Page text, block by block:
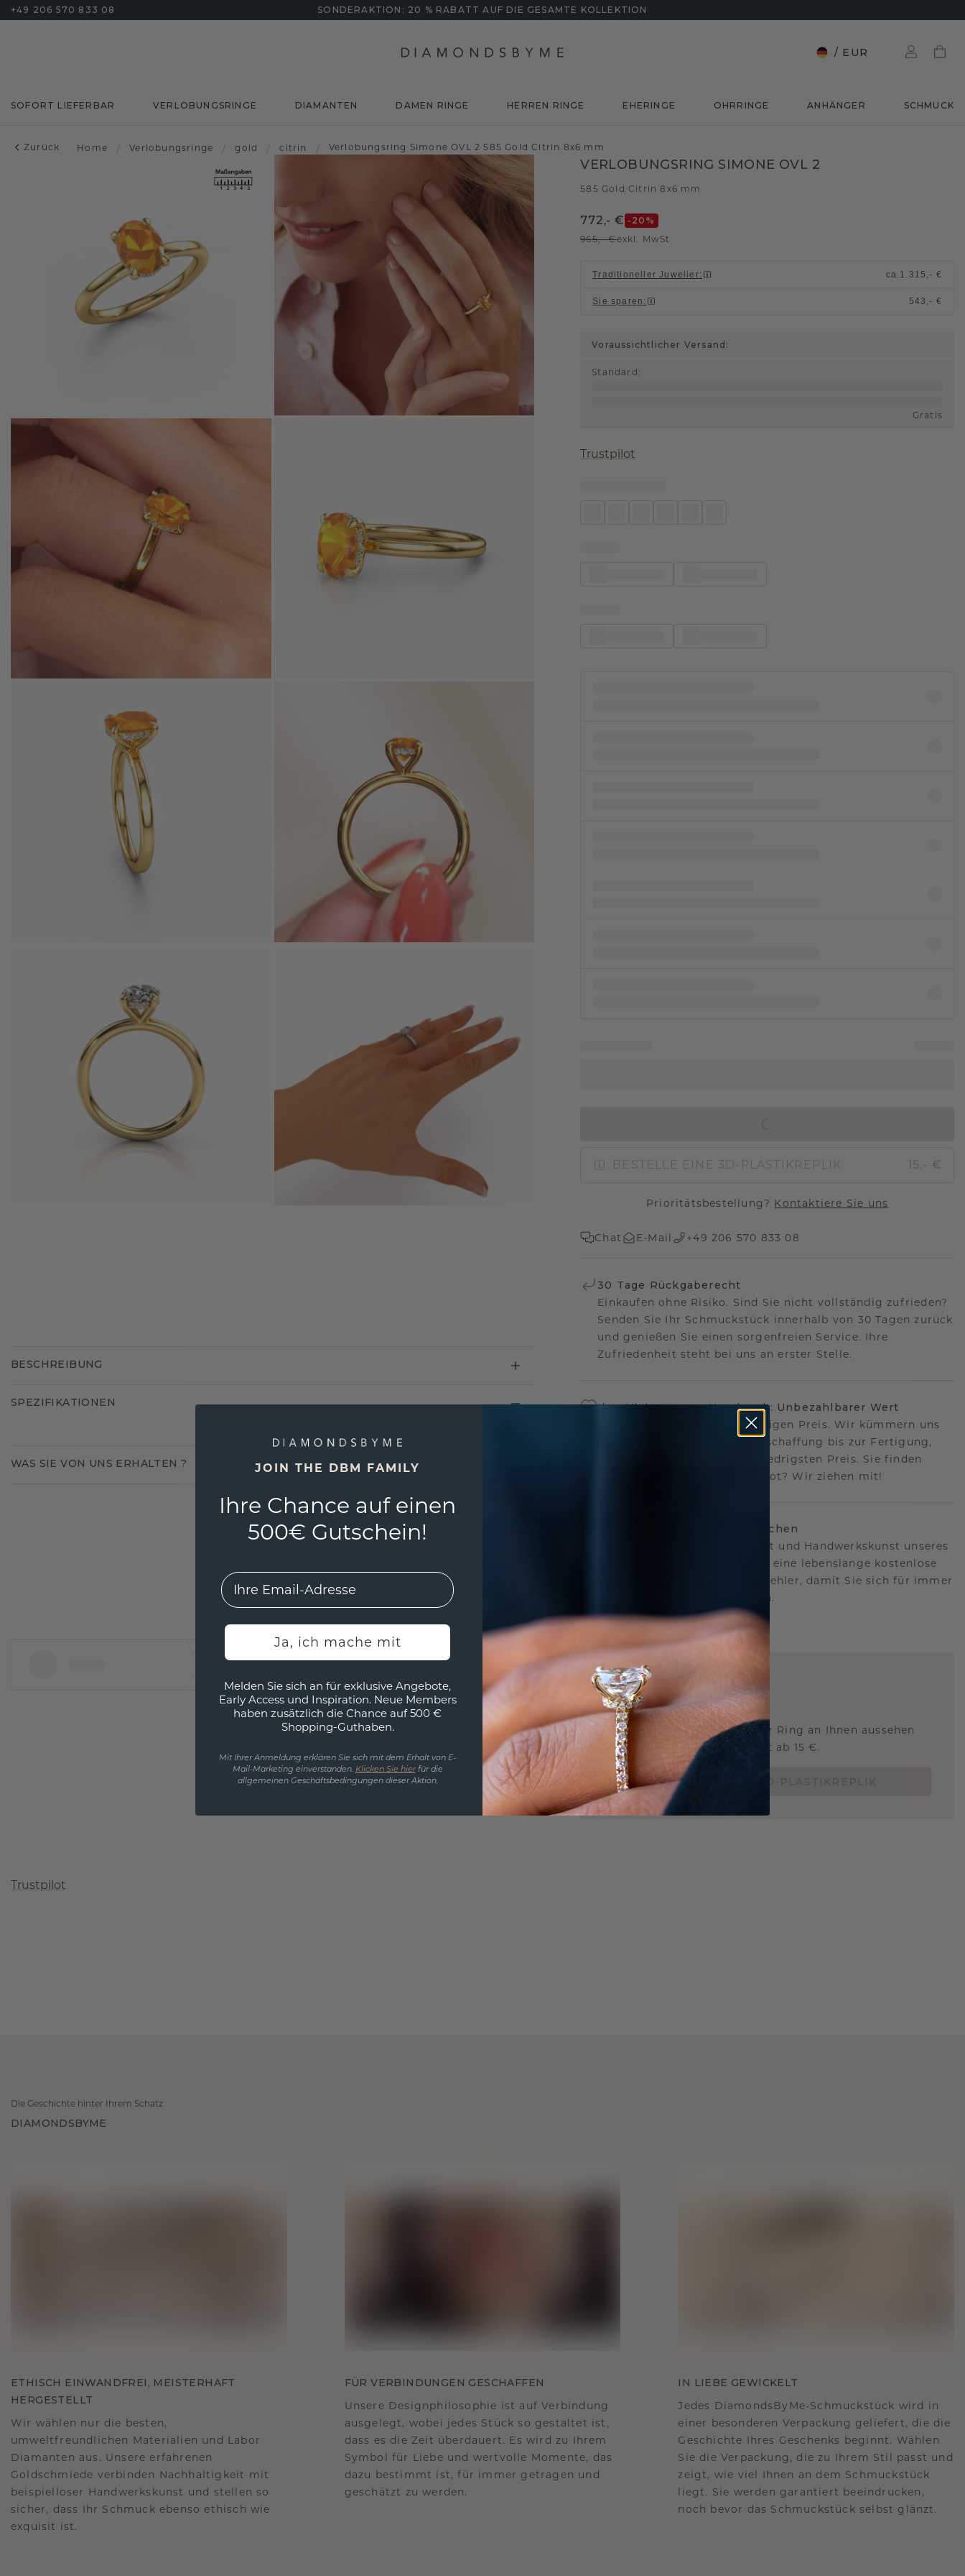
+49 206 570 833 08 SONDERAKTION: 20 % RABATT AUF DIE GESAMTE KOLLEKTION
/ EUR
SOFORT LIEFERBAR VERLOBUNGSRINGE DIAMANTEN DAMEN RINGE HERREN RINGE EHERINGE OHRRINGE ANHÄNGER SCHMUCK
Zurück Home / Verlobungsringe / gold / citrin / Verlobungsring Simone OVL 2 585 Gold Citrin 8x6 mm
VERLOBUNGSRING SIMONE OVL 2
585 Gold Citrin 8x6 mm
772,- € -20 %
965,- €exkl. MwSt
Traditioneller Juwelier: ca. 1.315,- €
Sie sparen : 543,- €
Voraussichtlicher Versand:
Standard :
Gratis
Trustpilot
BESTELLE EINE 3D-PLASTIKREPLIK 15,- €
Prioritätsbestellung? Kontaktiere Sie uns
Chat E-Mail +49 206 570 833 08
30 Tage Rückgaberecht
Einkaufen ohne Risiko. Sind Sie nicht vollständig zufrieden?
Senden Sie Ihr Schmuckstück innerhalb von 30 Tagen zurück
und genießen Sie einen sorgenfreien Service. Ihre
Zufriedenheit steht bei uns an erster Stelle.
Ihre Vision, unser Handwerk: Unbezahlbarer Wert
Das perfekte Stück zum richtigen Preis. Wir kümmern uns
um jeden Schritt, von der Beschaffung bis zur Fertigung,
und garantieren Ihnen den niedrigsten Preis. Sie finden
anderswo ein besseres Angebot? Wir ziehen mit!
Unser lebenslanges Versprechen
Wir stehen hinter der Qualität und Handwerkskunst unseres
Schmucks.Deshalb bieten wir eine lebenslange kostenlose
Garantie gegen Herstellungsfehler, damit Sie sich für immer
keine Sorgen machen müssen.
EINZIGARTIG
3D MUSTERSCHMUCK
Wollen Sie wissen, wie dieser Ring an Ihnen aussehen
würde und ob er passt? Jetzt ab 15 €.
BESTELLE EINE 3D-PLASTIKREPLIK
BESCHREIBUNG
SPEZIFIKATIONEN
WAS SIE VON UNS ERHALTEN ?
Trustpilot
Die Geschichte hinter Ihrem Schatz
DIAMONDSBYME
ETHISCH EINWANDFREI, MEISTERHAFT
HERGESTELLT
Wir wählen nur die besten,
umweltfreundlichen Materialien und Labor
Diamanten aus. Unsere erfahrenen
Goldschmiede verbinden Nachhaltigkeit mit
beispielloser Handwerkskunst und stellen so
sicher, dass Ihr Schmuck ebenso ethisch wie
exquisit ist.
FÜR VERBINDUNGEN GESCHAFFEN
Unsere Designphilosophie ist auf Verbindung
ausgelegt, wobei jedes Stück so gestaltet ist,
dass es die Zeit überdauert. Es wird zu Ihrem
Symbol für Liebe und wertvolle Momente, das
dazu bestimmt ist, für immer getragen und
geschätzt zu werden.
IN LIEBE GEWICKELT
Jedes DiamondsByMe-Schmuckstück wird in
einer besonderen Verpackung geliefert, die die
Geschichte Ihres Geschenks beginnt. Wählen
Sie die Verpackung, die zu Ihrem Stil passt und
zeigt, wie viel Ihnen an dem Schmuckstück
liegt. Sie werden garantiert beeindrucken,
noch bevor das Schmuckstück selbst glänzt.
JOIN THE DBM FAMILY
Ihre Chance auf einen
500€ Gutschein!
EMail
Ja, ich mache mit
Melden Sie sich an für exklusive Angebote,
Early Access und Inspiration. Neue Members
haben zusätzlich die Chance auf 500 €
Shopping-Guthaben.
Mit Ihrer Anmeldung erklären Sie sich mit dem Erhalt von E-
Mail-Marketing einverstanden. Klicken Sie hierfür die
allgemeinen Geschäftsbedingungen dieser Aktion.